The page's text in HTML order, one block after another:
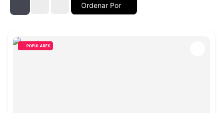
Ordenar Por
POPULARES